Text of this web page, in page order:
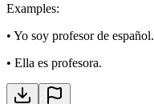
Examples:
• Yo soy profesor de español.
• Ella es profesora.